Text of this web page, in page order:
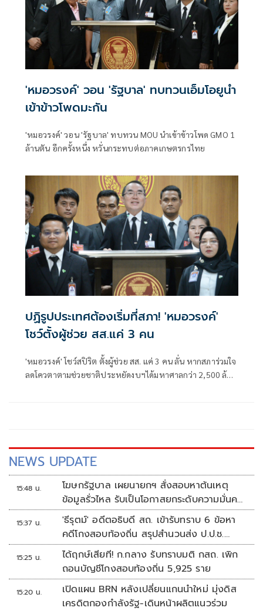
'หมอวรงค์' วอน 'รัฐบาล' ทบทวนเอ็มโอยูนำ
เข้าข้าวโพดมะกัน
'หมอวรงค์' วอน 'รัฐบาล' ทบทวน MOU นำเข้าข้าวโพด GMO 1
ล้านตัน อีกครั้งหนึ่ง หวั่นกระทบต่อภาคเกษตรกรไทย
ปฏิรูปประเทศต้องเริ่มที่สภา! 'หมอวรงค์'
โชว์ตั้งผู้ช่วย สส.แค่ 3 คน
'หมอวรงค์' โชว์สปิริต ตั้งผู้ช่วย สส. แค่ 3 คน ลั่น หากสภาร่วมใจ
ลดโควตาตามช่วยชาติประหยัดงบฯได้มหาศาลกว่า 2,500 ล้าน
NEWS UPDATE
15:48 น.
โฆษกรัฐบาล เผยนายกฯ สั่งสอบหาต้นเหตุ
ข้อมูลรั่วไหล รับเป็นโอกาสยกระดับความมั่นคง
ปลอดภัยข้อมูลภาครัฐทั้งระบบ
15:37 น.
'ธีรุตม์' อดีตอธิบดี สถ. เข้ารับทราบ 6 ข้อหา
คดีโกงสอบท้องถิ่น สรุปสำนวนส่ง ป.ป.ช.
สัปดาห์หน้า
15:25 น.
ได้ฤกษ์เสียที! ก.กลาง รับทราบมติ กสถ. เพิก
ถอนบัญชีโกงสอบท้องถิ่น 5,925 ราย
15:20 น.
เปิดแผน BRN หลังเปลี่ยนแกนนำใหม่ มุ่งดิส
เครดิตกองกำลังรัฐ-เดินหน้าผลิตแนวร่วม